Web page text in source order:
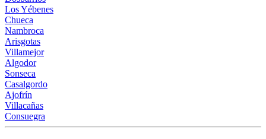
Los Yébenes
Chueca
Nambroca
Arisgotas
Villamejor
Algodor
Sonseca
Casalgordo
Ajofrín
Villacañas
Consuegra